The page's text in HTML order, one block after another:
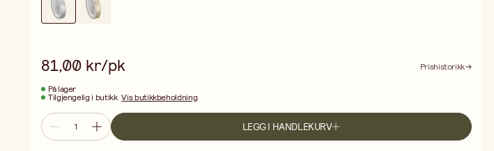
81,00 kr/pk
Prishistorikk
På lager
Tilgjengelig i butikk Vis butikkbeholdning
LEGG I HANDLEKURV